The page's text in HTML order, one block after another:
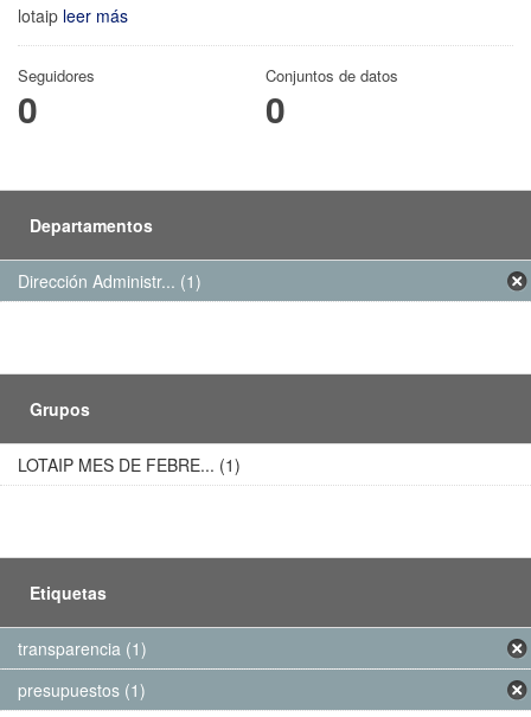
lotaip leer más
Seguidores
0
Conjuntos de datos
0
Departamentos
Dirección Administr... (1)
Grupos
LOTAIP MES DE FEBRE... (1)
Etiquetas
transparencia (1)
presupuestos (1)